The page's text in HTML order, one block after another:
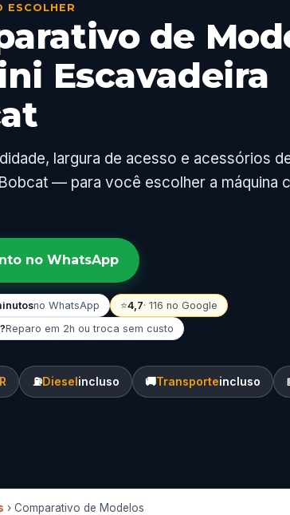
ESCOLHER
de
Escavadeira
largura de acesso e acessórios
— para você escolher a máquina
no WhatsApp
no WhatsApp ⭐4,7· 116 no Google
Reparo em 2h ou troca sem custo
⛽Dieselincluso 🚚Transporteincluso
› Comparativo de Modelos